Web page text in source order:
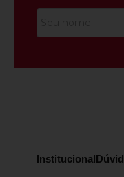
Institucional